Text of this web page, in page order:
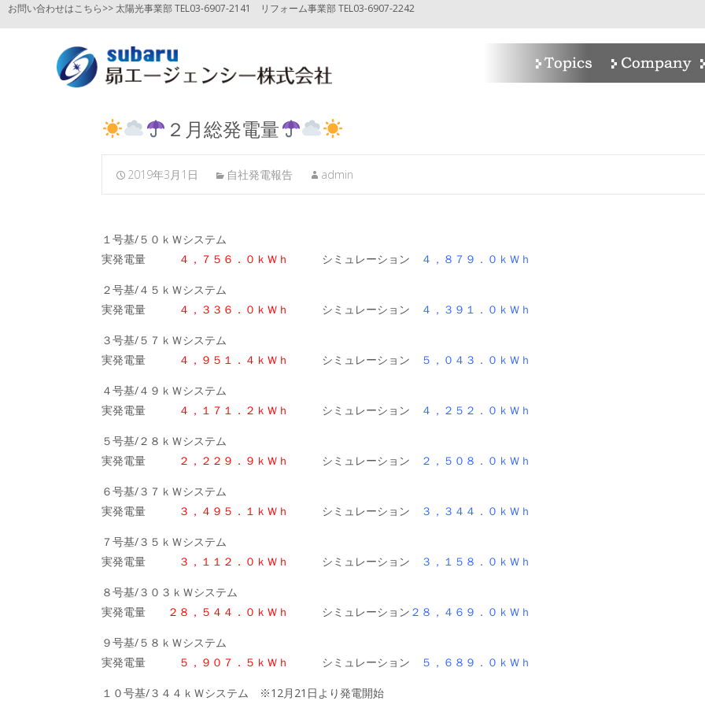
お問い合わせはこちら>> 太陽光事業部 TEL03-6907-2141 リフォーム事業部 TEL03-6907-2242
２月総発電量
2019年3月1日 自社発電報告 admin
１号基/５０ｋＷシステム
実発電量
４，７５６．０ｋＷｈ シミュレーション ４，８７９．０ｋＷｈ
２号基/４５ｋＷシステム
実発電量
４，３３６．０ｋＷｈ シミュレーション ４，３９１．０ｋＷｈ
３号基/５７ｋＷシステム
実発電量
４，９５１．４ｋＷｈ シミュレーション ５，０４３．０ｋＷｈ
４号基/４９ｋＷシステム
実発電量
４，１７１．２ｋＷｈ シミュレーション ４，２５２．０ｋＷｈ
５号基/２８ｋＷシステム
実発電量
２，２２９．９ｋＷｈ シミュレーション ２，５０８．０ｋＷｈ
６号基/３７ｋＷシステム
実発電量
３，４９５．１ｋＷｈ シミュレーション ３，３４４．０ｋＷｈ
７号基/３５ｋＷシステム
実発電量
３，１１２．０ｋＷｈ シミュレーション ３，１５８．０ｋＷｈ
８号基/３０３ｋＷシステム
実発電量
２８，５４４．０ｋＷｈ シミュレーション ２８，４６９．０ｋＷｈ
９号基/５８ｋＷシステム
実発電量
５，９０７．５ｋＷｈ シミュレーション ５，６８９．０ｋＷｈ
１０号基/３４４ｋＷシステム ※12月21日より発電開始